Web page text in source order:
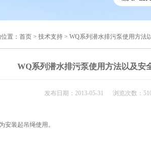
置： 首页 > 技术支持 > WQ系列潜水排污泵使用方法
WQ系列潜水排污泵使用方法以及安
发布日期：2013-05-31 浏览次数：
装起吊绳使用。